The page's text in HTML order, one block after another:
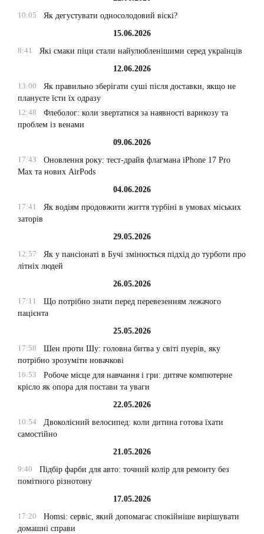
10:05
Як дегустувати односолодовий віскі?
15.06.2026
8:41
Які смаки піци стали найулюбленішими серед українців
12.06.2026
13:00
Як правильно зберігати суші після доставки, якщо не
плануєте їсти їх одразу
12:48
Флеболог: коли звертатися за наявності варикозу та
проблем із венами
09.06.2026
17:43
Оновлення року: тест-драйв флагмана iPhone 17 Pro
Max та нових AirPods
04.06.2026
17:41
Як водіям продовжити життя турбіні в умовах міських
заторів
29.05.2026
12:57
Як у пансіонаті в Бучі змінюється підхід до турботи про
літніх людей
26.05.2026
17:11
Що потрібно знати перед перевезенням лежачого
пацієнта
25.05.2026
17:58
Шен проти Шу: головна битва у світі пуерів, яку
потрібно зрозуміти новачкові
16:53
Робоче місце для навчання і гри: дитяче компютерне
крісло як опора для постави та уваги
22.05.2026
10:54
Двоколісний велосипед: коли дитина готова їхати
самостійно
21.05.2026
9:40
Підбір фарби для авто: точний колір для ремонту без
помітного різнотону
17.05.2026
17:20
Homsi: сервіс, який допомагає спокійніше вирішувати
домашні справи